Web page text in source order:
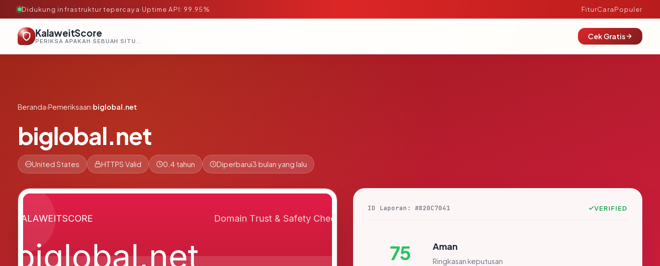
Didukung infrastruktur tepercaya·Uptime API: 99.95% FiturCaraPopuler
KalaweitScore
PERIKSA APAKAH SEBUAH SITUS AMAN, TEPERCAYA, DAN TERVERIFIKASI DALAM HITUNGAN DETIK.
Cek Gratis
Beranda›Pemeriksaan›biglobal.net
biglobal.net
United States HTTPS Valid 0.4 tahun Diperbarui3 bulan yang lalu
ID Laporan: #820C7041 VERIFIED
75 Aman
Ringkasan keputusan